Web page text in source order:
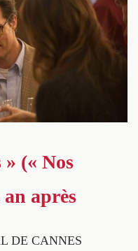
» (« Nos
après
DE CANNES